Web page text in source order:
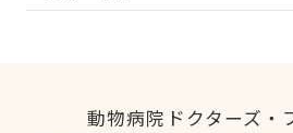
動物病院ドクターズ・